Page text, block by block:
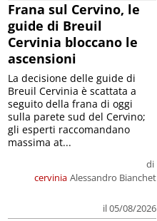
Frana sul Cervino, le
guide di Breuil
Cervinia bloccano le
ascensioni
cervinia
di
Alessandro Bianchet
il 05/08/2026
La decisione delle guide di
Breuil Cervinia è scattata a
seguito della frana di oggi
sulla parete sud del Cervino;
gli esperti raccomandano
massima at...